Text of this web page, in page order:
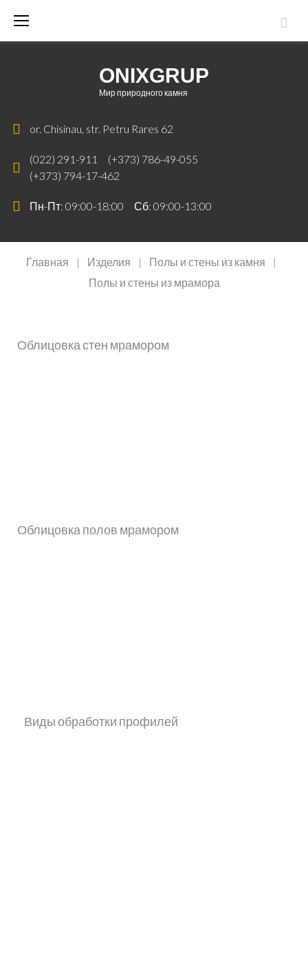
ONIXGRUP
Мир природного камня
or. Chisinau, str. Petru Rares 62
(022) 291-911
(+373) 786-49-055
(+373) 794-17-462
Пн-Пт: 09:00-18:00 Сб: 09:00-13:00
Главная | Изделия | Полы и стены из камня
|
Полы и стены из мрамора
Облицовка стен мрамором
Облицовка полов мрамором
Виды обработки профилей